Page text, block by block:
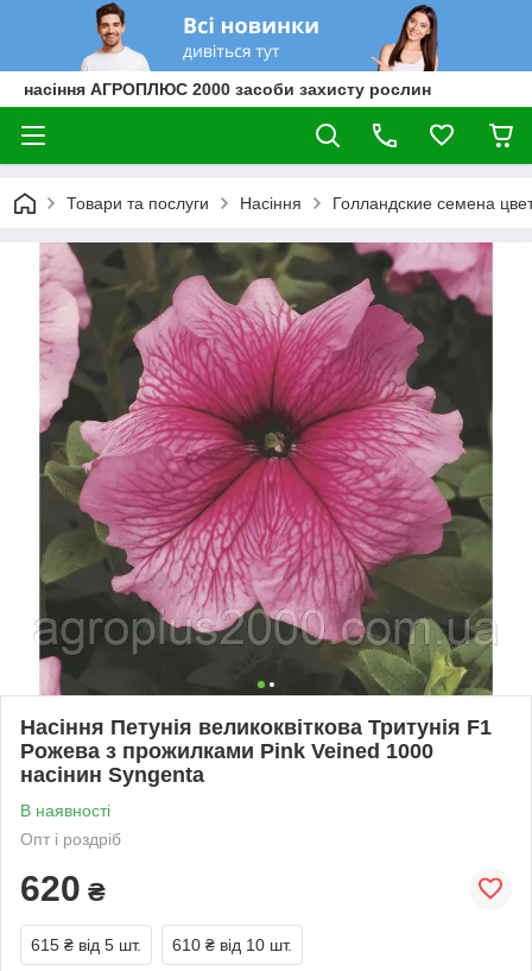
насіння АГРОПЛЮС 2000 засоби захисту рослин
Товари та послуги Насіння Голландские семена
Насіння Петунія великоквіткова Тритунія F1
Рожева з прожилками Pink Veined 1000
насінин Syngenta
В наявності
Опт і роздріб
620 ₴
615 ₴ від 5 шт. 610 ₴ від 10 шт.